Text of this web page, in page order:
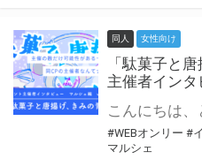
同人 女性向け
「駄菓子と
主催者イン
#WEBオンリー #
マルシェ